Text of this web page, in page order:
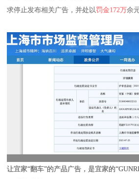
求停止发布相关广告，并处以罚金172万余
让宜家“翻车”的产品广告，是宜家的